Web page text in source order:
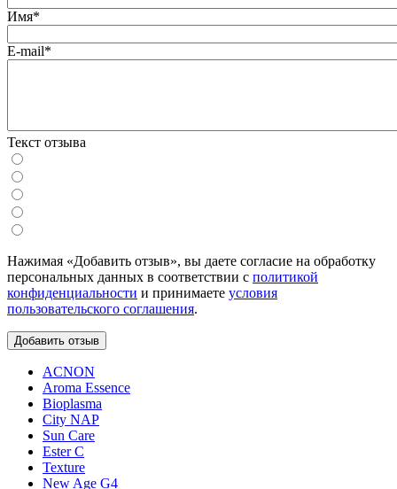
Имя*
E-mail*
Текст отзыва
Нажимая «Добавить отзыв», вы даете согласие на обработку
персональных данных в соответствии с политикой
конфиденциальности и принимаете условия
пользовательского соглашения.
ACNON
Aroma Essence
Bioplasma
City NAP
Sun Care
Ester C
Texture
New Age G4